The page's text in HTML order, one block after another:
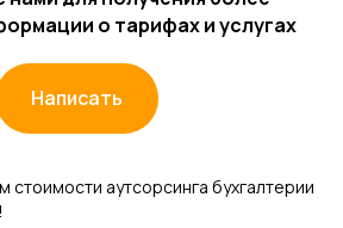
о тарифах и услугах
Написать
аутсорсинга бухгалтерии